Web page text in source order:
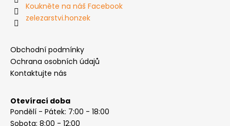
Koukněte na náš Facebook
zelezarstvi.honzek
Obchodní podmínky
Ochrana osobních údajů
Kontaktujte nás
Otevírací doba
Pondělí - Pátek: 7:00 - 18:00
Sobota: 8:00 - 12:00